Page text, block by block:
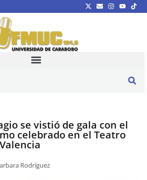
se vistió de gala con el
celebrado en el Teatro
Rodríguez